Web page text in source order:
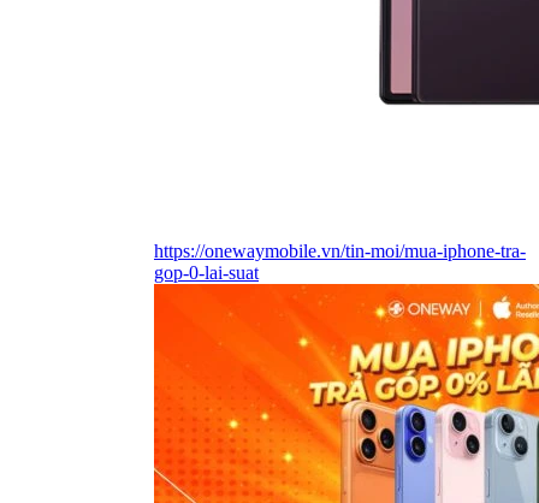
https://onewaymobile.vn/tin-moi/mua-iphone-tra-
gop-0-lai-suat